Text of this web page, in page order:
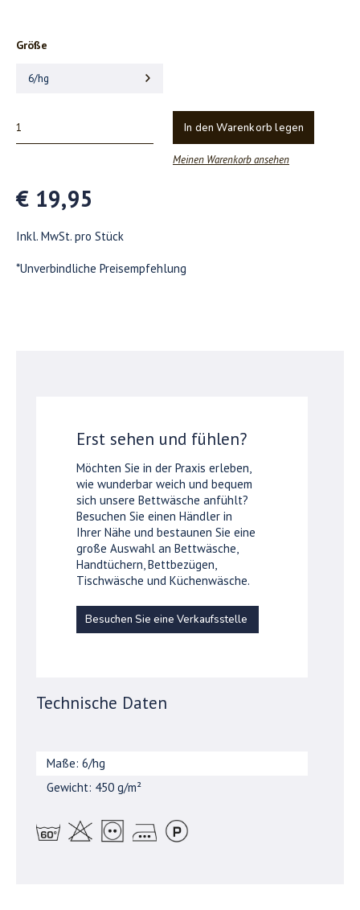
Größe
6/hg
In den Warenkorb legen
Meinen Warenkorb ansehen
€ 19,95
Inkl. MwSt. pro Stück
*Unverbindliche Preisempfehlung
Erst sehen und fühlen?
Möchten Sie in der Praxis erleben,
wie wunderbar weich und bequem
sich unsere Bettwäsche anfühlt?
Besuchen Sie einen Händler in
Ihrer Nähe und bestaunen Sie eine
große Auswahl an Bettwäsche,
Handtüchern, Bettbezügen,
Tischwäsche und Küchenwäsche.
Besuchen Sie eine Verkaufsstelle
Technische Daten
Maße: 6/hg
Gewicht: 450 g/m²